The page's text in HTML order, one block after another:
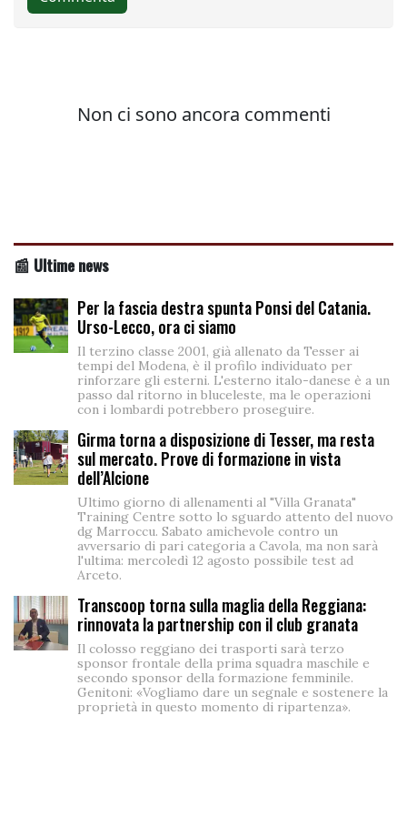
📰 Ultime news
Per la fascia destra spunta Ponsi del Catania.
Urso-Lecco, ora ci siamo
Il terzino classe 2001, già allenato da Tesser ai
tempi del Modena, è il profilo individuato per
rinforzare gli esterni. L'esterno italo-danese è a un
passo dal ritorno in bluceleste, ma le operazioni
con i lombardi potrebbero proseguire.
Girma torna a disposizione di Tesser, ma resta
sul mercato. Prove di formazione in vista
dell’Alcione
Ultimo giorno di allenamenti al "Villa Granata"
Training Centre sotto lo sguardo attento del nuovo
dg Marroccu. Sabato amichevole contro un
avversario di pari categoria a Cavola, ma non sarà
l'ultima: mercoledì 12 agosto possibile test ad
Arceto.
Transcoop torna sulla maglia della Reggiana:
rinnovata la partnership con il club granata
Il colosso reggiano dei trasporti sarà terzo
sponsor frontale della prima squadra maschile e
secondo sponsor della formazione femminile.
Genitoni: «Vogliamo dare un segnale e sostenere la
proprietà in questo momento di ripartenza».